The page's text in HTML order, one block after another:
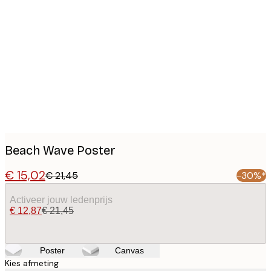
Beach Wave Poster
€ 15,02€ 21,45 -30%*
Activeer jouw ledenprijs
€ 12,87€ 21,45
Poster Canvas
Kies afmeting